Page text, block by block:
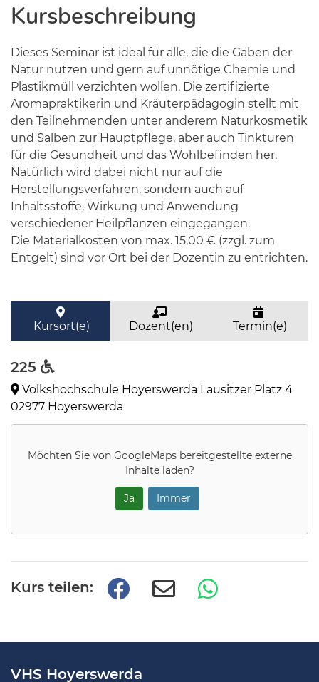
Kursbeschreibung
Dieses Seminar ist ideal für alle, die die Gaben der
Natur nutzen und gern auf unnötige Chemie und
Plastikmüll verzichten wollen. Die zertifizierte
Aromapraktikerin und Kräuterpädagogin stellt mit
den Teilnehmenden unter anderem Naturkosmetik
und Salben zur Hauptpflege, aber auch Tinkturen
für die Gesundheit und das Wohlbefinden her.
Natürlich wird dabei nicht nur auf die
Herstellungsverfahren, sondern auch auf
Inhaltsstoffe, Wirkung und Anwendung
verschiedener Heilpflanzen eingegangen.
Die Materialkosten von max. 15,00 € (zzgl. zum
Entgelt) sind vor Ort bei der Dozentin zu entrichten.
Kursort(e) Dozent(en) Termin(e)
225
Volkshochschule Hoyerswerda Lausitzer Platz 4
02977 Hoyerswerda
Möchten Sie von GoogleMapsbereitgestellte externe
Inhalte laden?
Ja Immer
Kurs teilen:
VHS Hoyerswerda